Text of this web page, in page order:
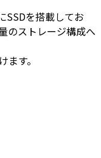
SSDを搭載してお
のストレージ構成へ
す。